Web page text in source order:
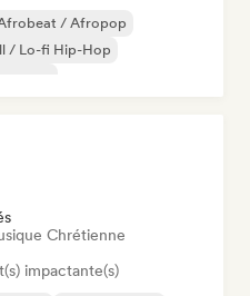
/ Afropop
/ Lo-fi Hip-Hop
pop
Chrétienne
impactante(s)